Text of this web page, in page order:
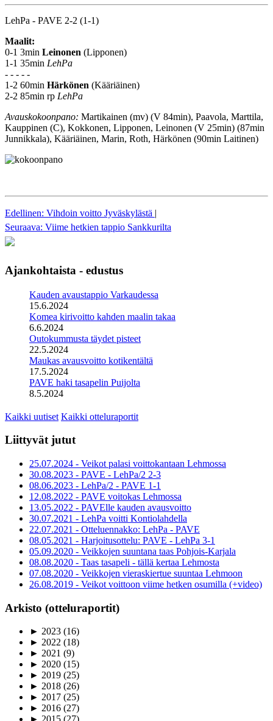
LehPa - PAVE 2-2 (1-1)
Maalit:
0-1 3min Leinonen (Lipponen)
1-1 35min LehPa
- - - - -
1-2 60min Härkönen (Kääriäinen)
2-2 85min rp LehPa
Avauskokoonpano: Martikainen (mv) (V 84min), Paavola, Marttila,
Kauppinen (C), Kokkonen, Lipponen, Leinonen (V 25min) (87min
Junnikkala), Kääriäinen, Marin, Roth, Härkönen (90min Laitinen)
Edellinen: Vihdoin voitto Jyväskylästä |
Seuraava: Viime hetkien tappio Sankkurilta
Ajankohtaista - edustus
Kauden avaustappio Varkaudessa
15.6.2024
Komea kirivoitto kahden maalin takaa
6.6.2024
Outokummusta täydet pisteet
22.5.2024
Maukas avausvoitto kotikentältä
17.5.2024
PAVE haki tasapelin Puijolta
8.5.2024
Kaikki uutiset Kaikki otteluraportit
Liittyvät jutut
25.07.2024 - Veikot palasi voittokantaan Lehmossa
30.08.2023 - PAVE - LehPa/2 2-3
08.06.2023 - LehPa/2 - PAVE 1-1
12.08.2022 - PAVE voitokas Lehmossa
13.05.2022 - PAVElle kauden avausvoitto
30.07.2021 - LehPa voitti Kontiolahdella
22.07.2021 - Otteluennakko: LehPa - PAVE
08.05.2021 - Harjoitusottelu: PAVE - LehPa 3-1
05.09.2020 - Veikkojen suuntana taas Pohjois-Karjala
08.08.2020 - Taas tasapeli - tällä kertaa Lehmosta
07.08.2020 - Veikkojen vieraskiertue suuntaa Lehmoon
26.08.2019 - Veikot voittoon viime hetken osumilla (+video)
Arkisto (otteluraportit)
► 2023 (16)
► 2022 (18)
► 2021 (9)
► 2020 (15)
► 2019 (25)
► 2018 (26)
► 2017 (25)
► 2016 (27)